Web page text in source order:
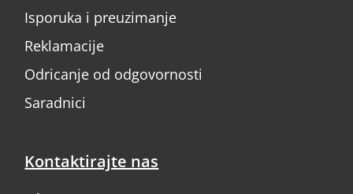
Isporuka i preuzimanje
Reklamacije
Odricanje od odgovornosti
Saradnici
Kontaktirajte nas